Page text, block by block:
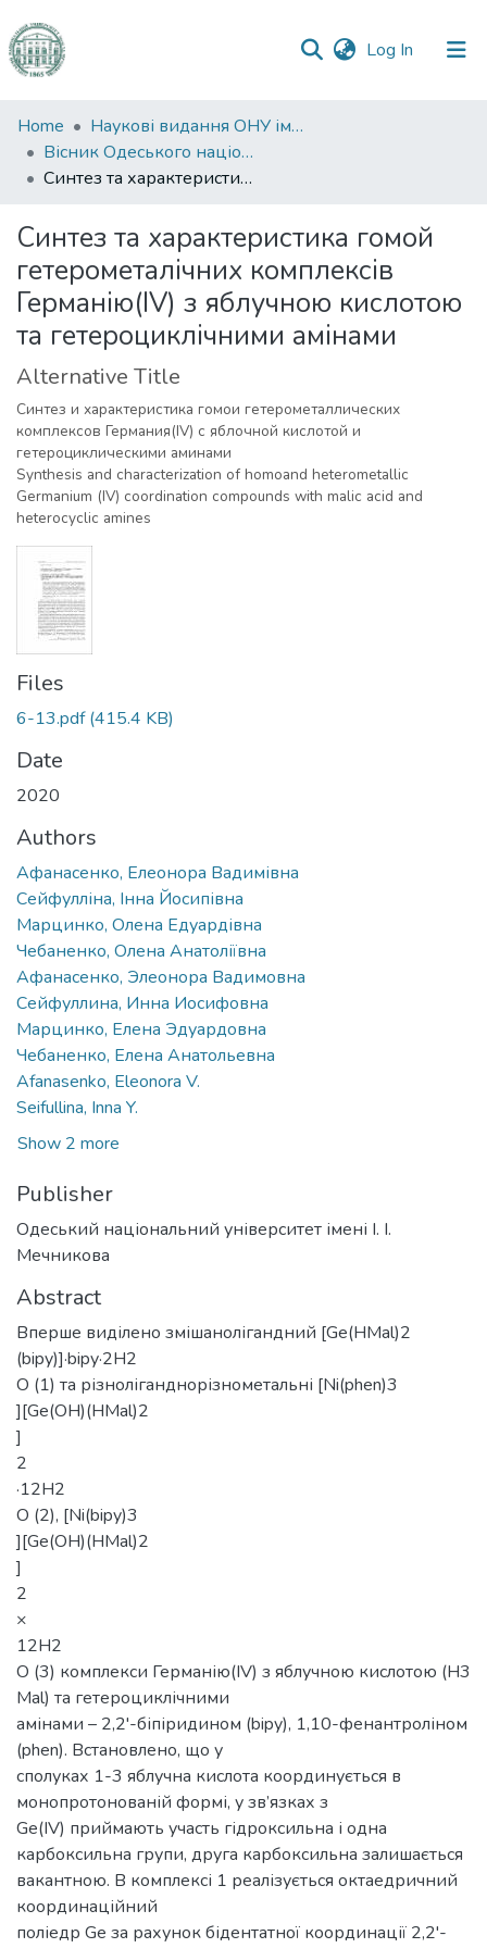
Log In (current)
Communities
&
Collections
Statistics
Home
Наукові видання ОНУ імені І. І. Мечникова
Вісник Одеського національного університету. Хімія
Синтез та характеристика гомой гетерометалічних комплексів Германію(IV) з яблучною кислотою та гетероциклічними амінами
Синтез та характеристика гомой
гетерометалічних комплексів
Германію(IV) з яблучною кислотою
та гетероциклічними амінами
Alternative Title
Синтез и характеристика гомои гетерометаллических
комплексов Германия(IV) с яблочной кислотой и
гетероциклическими аминами
Synthesis and characterization of homoand heterometallic
Germanium (IV) coordination compounds with malic acid and
heterocyclic amines
Files
6-13.pdf(415.4 KB)
Date
2020
Authors
Афанасенко, Елеонора Вадимівна
Сейфулліна, Інна Йосипівна
Марцинко, Олена Едуардівна
Чебаненко, Олена Анатоліївна
Афанасенко, Элеонора Вадимовна
Сейфуллина, Инна Иосифовна
Марцинко, Елена Эдуардовна
Чебаненко, Елена Анатольевна
Afanasenko, Eleonora V.
Seifullina, Inna Y.
Show 2 more
Publisher
Одеський національний університет імені І. І.
Мечникова
Abstract
Вперше виділено змішанолігандний [Ge(HMal)2
(bipy)]·bipy·2H2
O (1) та різноліганднорізнометальні [Ni(phen)3
][Ge(OH)(HMal)2
]
2
·12H2
O (2), [Ni(bipy)3
][Ge(OH)(HMal)2
]
2
×
12H2
O (3) комплекси Германію(IV) з яблучною кислотою (H3
Mal) та гетероциклічними
амінами – 2,2'-біпіридином (bipy), 1,10-фенантроліном
(phen). Встановлено, що у
сполуках 1-3 яблучна кислота координується в
монопротонованій формі, у зв’язках з
Ge(IV) приймають участь гідроксильна і одна
карбоксильна групи, друга карбоксильна залишається
вакантною. В комплексі 1 реалізується октаедричний
координаційний
поліедр Ge за рахунок бідентатної координації 2,2'-